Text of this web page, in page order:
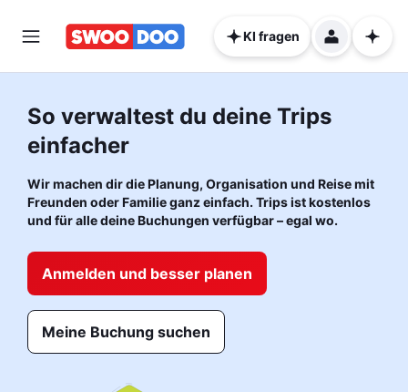
KI fragen
So verwaltest du deine Trips
einfacher
Wir machen dir die Planung, Organisation und Reise mit
Freunden oder Familie ganz einfach. Trips ist kostenlos
und für alle deine Buchungen verfügbar – egal wo.
Anmelden und besser planen
Meine Buchung suchen